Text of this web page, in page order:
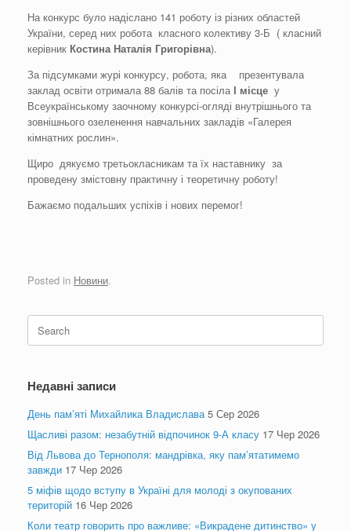
На конкурс було надіслано 141 роботу із різних областей
України, серед них робота класного колективу 3-Б ( класний
керівник КостинаНаталія Григорівна).
За підсумками журі конкурсу, робота, яка презентувала
заклад освіти отримала 88 балів та посіла І місце у
Всеукраїнському заочному конкурсі-огляді внутрішнього та
зовнішнього озеленення навчальних закладів «Галерея
кімнатних рослин».
Щиро дякуємо третьокласникам та їх наставнику за
проведену змістовну практичну і теоретичну роботу!
Бажаємо подальших успіхів і нових перемог!
Posted in Новини.
Search
for:
Недавні записи
День пам’яті Михайлика Владислава 5 Сер 2026
Щасливі разом: незабутній відпочинок 9-А класу 17 Чер 2026
Від Львова до Тернополя: мандрівка, яку пам’ятатимемо
завжди 17 Чер 2026
5 міфів щодо вступу в Україні для молоді з окупованих
територій 16 Чер 2026
Коли театр говорить про важливе: «Викрадене дитинство» у